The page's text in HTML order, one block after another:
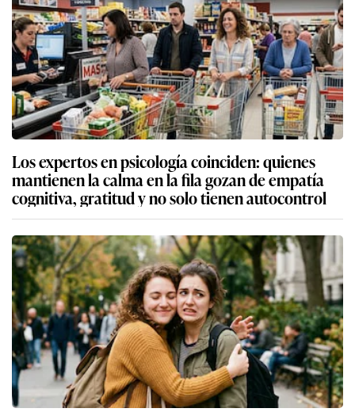
Los expertos en psicología coinciden: quienes
mantienen la calma en la fila gozan de empatía
cognitiva, gratitud y no solo tienen autocontrol